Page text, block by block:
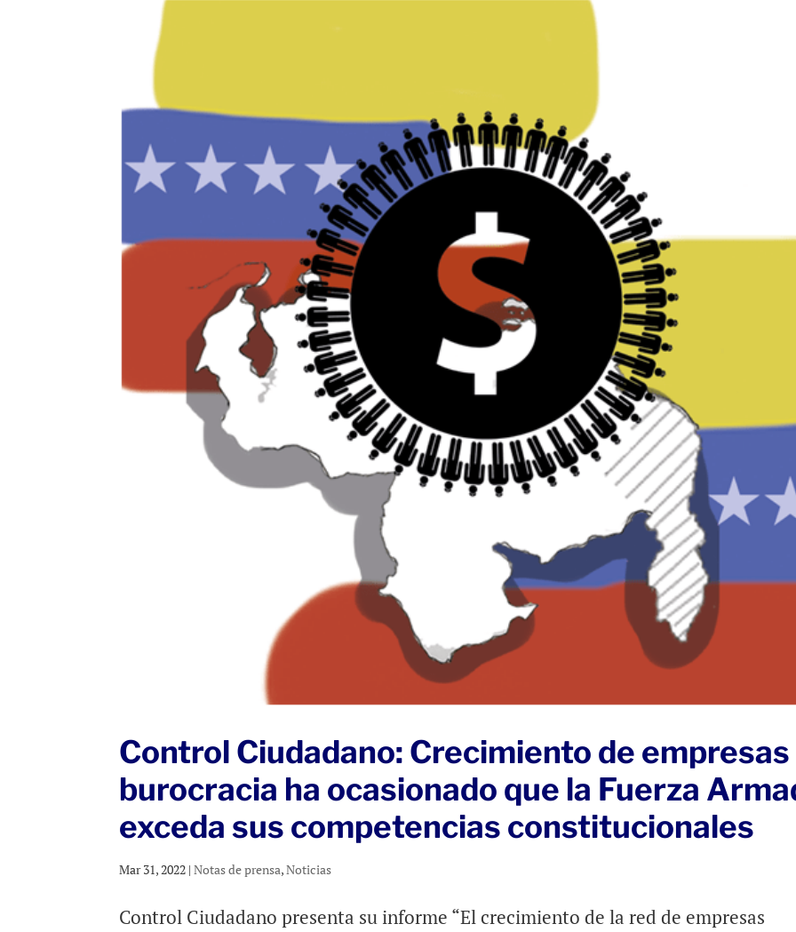
Control Ciudadano: Crecimiento de empresas
burocracia ha ocasionado que la Fuerza
exceda sus competencias constitucionales
Mar 31, 2022 |Notas de prensa,Noticias
Control Ciudadano presenta su informe “El crecimiento de la red de empresas